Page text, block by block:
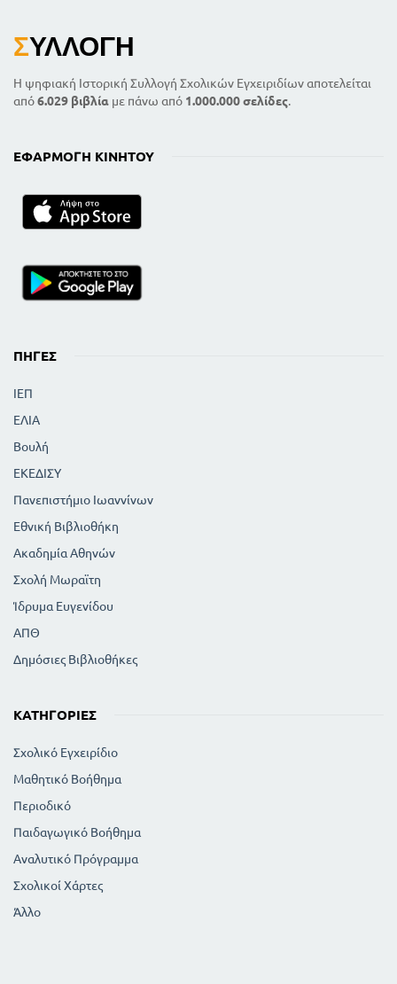
ΣΥΛΛΟΓΉ
Η ψηφιακή Ιστορική Συλλογή Σχολικών Εγχειριδίων αποτελείται
από6.029 βιβλία με πάνω από 1.000.000 σελίδες.
ΕΦΑΡΜΟΓΉ ΚΙΝΗΤΟΎ
ΠΗΓΈΣ
ΙΕΠ
ΕΛΙΑ
Βουλή
ΕΚΕΔΙΣΥ
Πανεπιστήμιο Ιωαννίνων
Εθνική Βιβλιοθήκη
Ακαδημία Αθηνών
Σχολή Μωραϊτη
Ίδρυμα Ευγενίδου
ΑΠΘ
Δημόσιες Βιβλιοθήκες
ΚΑΤΗΓΟΡΊΕΣ
Σχολικό Εγχειρίδιο
Μαθητικό Βοήθημα
Περιοδικό
Παιδαγωγικό Βοήθημα
Αναλυτικό Πρόγραμμα
Σχολικοί Χάρτες
Άλλο